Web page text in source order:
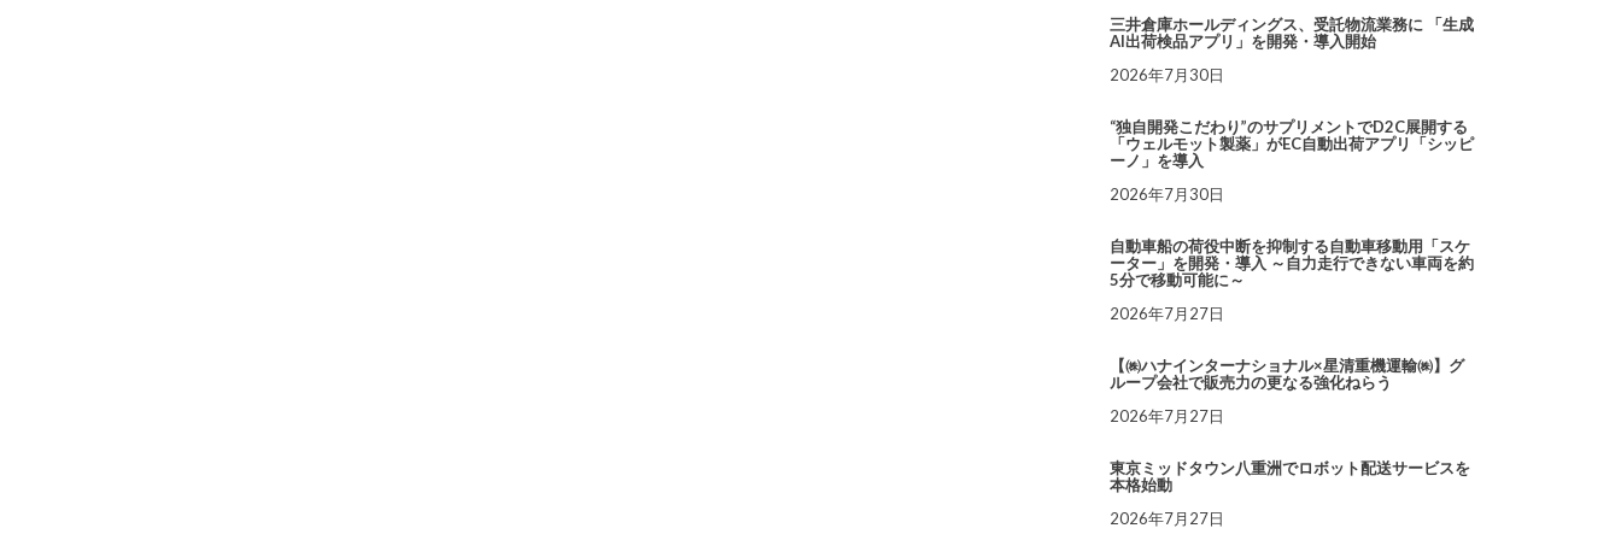
三井倉庫ホールディングス、受託物流業務に 「生成
AI出荷検品アプリ」を開発・導入開始
2026年7月30日
“独自開発こだわり”のサプリメントでD2C展開する
「ウェルモット製薬」がEC自動出荷アプリ「シッピ
ーノ」を導入
2026年7月30日
自動車船の荷役中断を抑制する自動車移動用「スケ
ーター」を開発・導入 ～自力走行できない車両を約
5分で移動可能に～
2026年7月27日
【㈱ハナインターナショナル×星清重機運輸㈱】グ
ループ会社で販売力の更なる強化ねらう
2026年7月27日
東京ミッドタウン八重洲でロボット配送サービスを
本格始動
2026年7月27日